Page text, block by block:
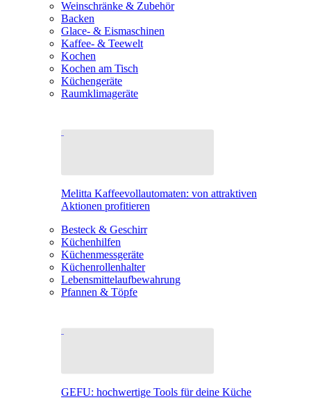
Weinschränke & Zubehör
Backen
Glace- & Eismaschinen
Kaffee- & Teewelt
Kochen
Kochen am Tisch
Küchengeräte
Raumklimageräte
Melitta Kaffeevollautomaten: von attraktiven
Aktionen profitieren
Besteck & Geschirr
Küchenhilfen
Küchenmessgeräte
Küchenrollenhalter
Lebensmittelaufbewahrung
Pfannen & Töpfe
GEFU: hochwertige Tools für deine Küche